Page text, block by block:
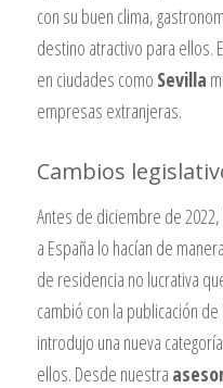
con su buen clima,
destino atractivo para
en ciudades como Sevilla
empresas extranjeras.
Cambios
Antes de diciembre de
a España lo hacían de
de residencia no lucrativa
cambió con la publicación de
introdujo una nueva
ellos. Desde nuestra